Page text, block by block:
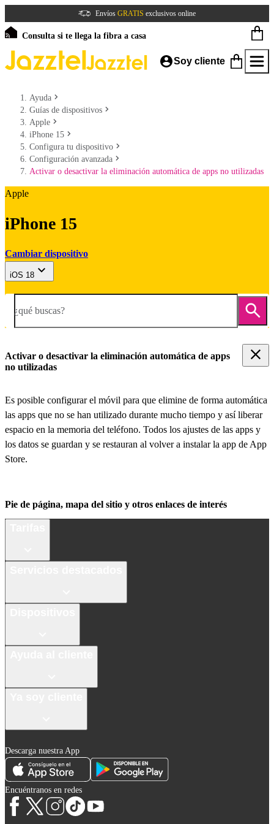
Envíos GRATIS exclusivos online
Consulta si te llega la fibra a casa
Soy cliente
Ayuda
Guías de dispositivos
Apple
iPhone 15
Configura tu dispositivo
Configuración avanzada
Activar o desactivar la eliminación automática de apps no utilizadas
Apple
iPhone 15
Cambiar dispositivo
iOS 18
¿qué buscas?
Activar o desactivar la eliminación automática de apps
no utilizadas
Es posible configurar el móvil para que elimine de forma automática
las apps que no se han utilizado durante mucho tiempo y así liberar
espacio en la memoria del teléfono. Todos los ajustes de las apps y
los datos se guardan y se restauran al volver a instalar la app de App
Store.
Pie de página, mapa del sitio y otros enlaces de interés
Descarga nuestra App
Encuéntranos en redes